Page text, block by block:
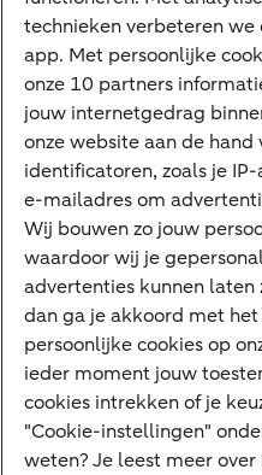
Corporate Finance
Tikkie zakelijk
Cyber Veilig & Zeker
Private Banking
Interessant
Sectoren & trends
Ondernemersverhalen
Valutacentrum
Alles over PSD2
Business Community
technieken verbeteren we
app. Met persoonlijke
onze 10 partners
jouw internetgedrag
onze website aan de hand
identificatoren, zoals je
e-mailadres om
Wij bouwen zo jouw
waardoor wij je
advertenties kunnen laten
dan ga je akkoord met
persoonlijke cookies op
ieder moment jouw
cookies intrekken of je
"Cookie-instellingen"
weten? Je leest meer